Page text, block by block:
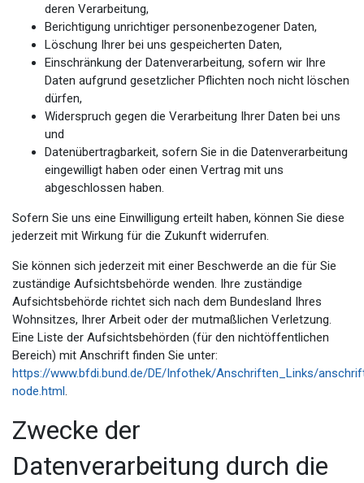
deren Verarbeitung,
Berichtigung unrichtiger personenbezogener Daten,
Löschung Ihrer bei uns gespeicherten Daten,
Einschränkung der Datenverarbeitung, sofern wir Ihre
Daten aufgrund gesetzlicher Pflichten noch nicht löschen
dürfen,
Widerspruch gegen die Verarbeitung Ihrer Daten bei uns
und
Datenübertragbarkeit, sofern Sie in die Datenverarbeitung
eingewilligt haben oder einen Vertrag mit uns
abgeschlossen haben.
Sofern Sie uns eine Einwilligung erteilt haben, können Sie diese
jederzeit mit Wirkung für die Zukunft widerrufen.
Sie können sich jederzeit mit einer Beschwerde an die für Sie
zuständige Aufsichtsbehörde wenden. Ihre zuständige
Aufsichtsbehörde richtet sich nach dem Bundesland Ihres
Wohnsitzes, Ihrer Arbeit oder der mutmaßlichen Verletzung.
Eine Liste der Aufsichtsbehörden (für den nichtöffentlichen
Bereich) mit Anschrift finden Sie unter:
https://www.bfdi.bund.de/DE/Infothek/Anschriften_Links/
node.html.
Zwecke der
Datenverarbeitung durch die